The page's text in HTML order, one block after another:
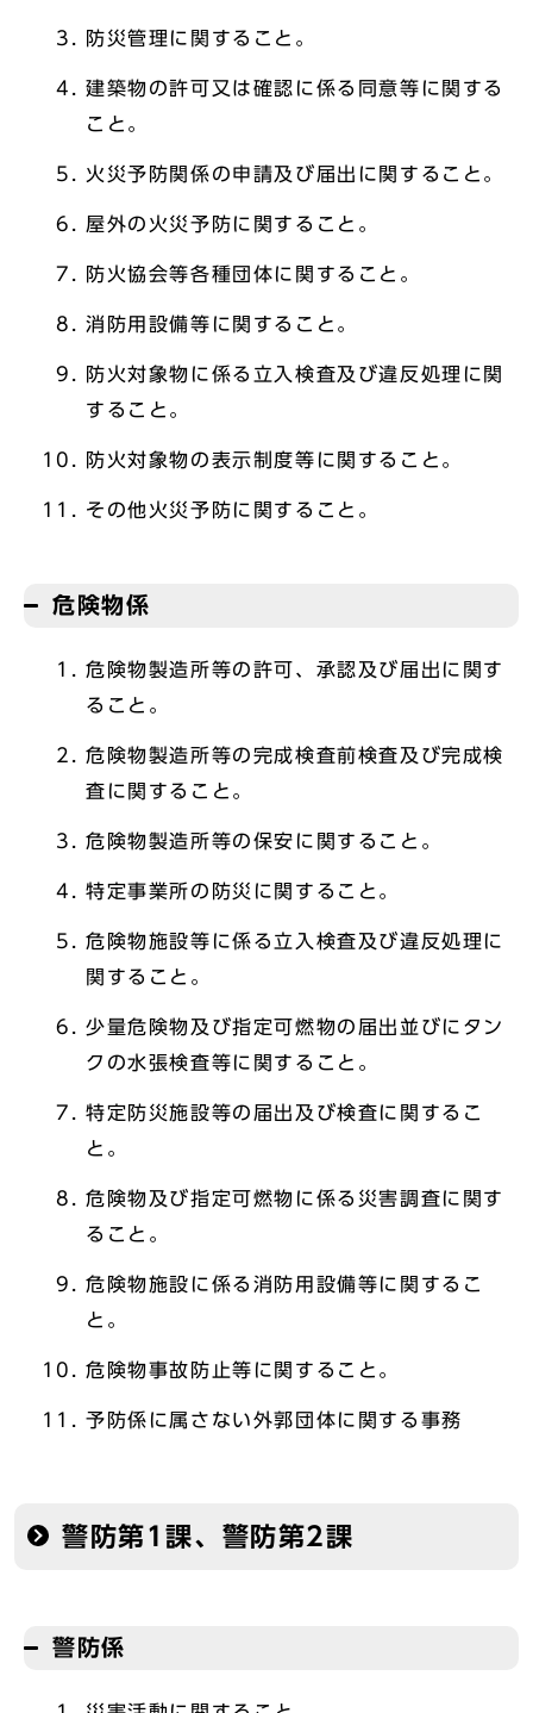
防災管理に関すること。
建築物の許可又は確認に係る同意等に関する
こと。
火災予防関係の申請及び届出に関すること。
屋外の火災予防に関すること。
防火協会等各種団体に関すること。
消防用設備等に関すること。
防火対象物に係る立入検査及び違反処理に関
すること。
防火対象物の表示制度等に関すること。
その他火災予防に関すること。
危険物係
危険物製造所等の許可、承認及び届出に関す
ること。
危険物製造所等の完成検査前検査及び完成検
査に関すること。
危険物製造所等の保安に関すること。
特定事業所の防災に関すること。
危険物施設等に係る立入検査及び違反処理に
関すること。
少量危険物及び指定可燃物の届出並びにタン
クの水張検査等に関すること。
特定防災施設等の届出及び検査に関するこ
と。
危険物及び指定可燃物に係る災害調査に関す
ること。
危険物施設に係る消防用設備等に関するこ
と。
危険物事故防止等に関すること。
予防係に属さない外郭団体に関する事務
警防第1課、警防第2課
警防係